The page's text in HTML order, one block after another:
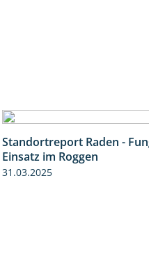
Standortreport Raden -
Einsatz im Roggen
31.03.2025